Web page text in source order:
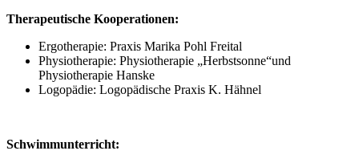
Therapeutische Kooperationen:
Ergotherapie: Praxis Marika Pohl Freital
Physiotherapie: Physiotherapie „Herbstsonne“und
Physiotherapie Hanske
Logopädie: Logopädische Praxis K. Hähnel
Schwimmunterricht: